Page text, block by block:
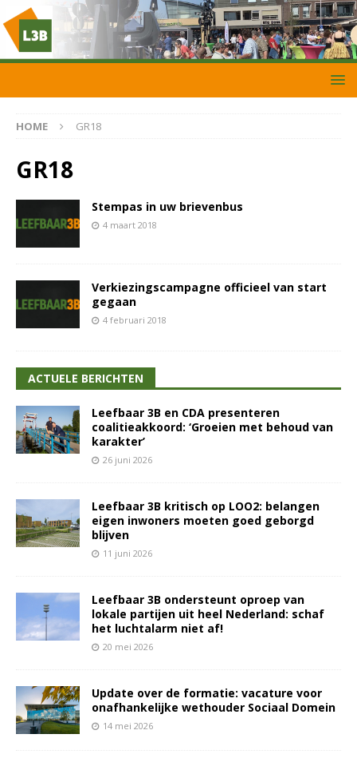
HOME GR18
GR18
Stempas in uw brievenbus
4 maart 2018
Verkiezingscampagne officieel van start
gegaan
4 februari 2018
ACTUELE BERICHTEN
Leefbaar 3B en CDA presenteren
coalitieakkoord: ‘Groeien met behoud van
karakter’
26 juni 2026
Leefbaar 3B kritisch op LOO2: belangen
eigen inwoners moeten goed geborgd
blijven
11 juni 2026
Leefbaar 3B ondersteunt oproep van
lokale partijen uit heel Nederland: schaf
het luchtalarm niet af!
20 mei 2026
Update over de formatie: vacature voor
onafhankelijke wethouder Sociaal Domein
14 mei 2026